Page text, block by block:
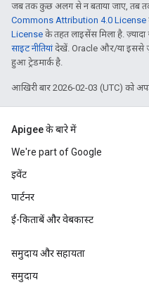
जब तक कुछ अलग से न बताया जाए, तब
Commons Attribution 4.0 License
License के तहत लाइसेंस मिला है. ज़्यादा
साइट नीतियांदेखें. Oracle और/या इससे
हुआ ट्रेडमार्क है.
आखिरी बार 2026-02-03 (UTC) को
Apigee के बारे में
We're part of Google
इवेंट
पार्टनर
ई-किताबें और वेबकास्ट
समुदाय और सहायता
समुदाय